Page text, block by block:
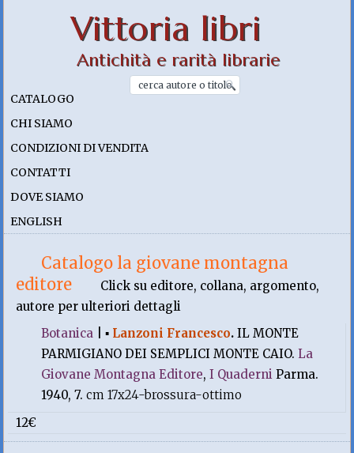
Vittoria libri
Antichità e rarità librarie
CATALOGO
CHI SIAMO
CONDIZIONI DI VENDITA
CONTATTI
DOVE SIAMO
ENGLISH
Catalogo la giovane montagna
editore
Click su editore, collana, argomento,
autore per ulteriori dettagli
Botanica |▪ Lanzoni Francesco.IL MONTE
PARMIGIANO DEI SEMPLICI MONTE CAIO.La
Giovane Montagna Editore,I Quaderni Parma.
1940, 7.cm 17x24-brossura-ottimo
12€